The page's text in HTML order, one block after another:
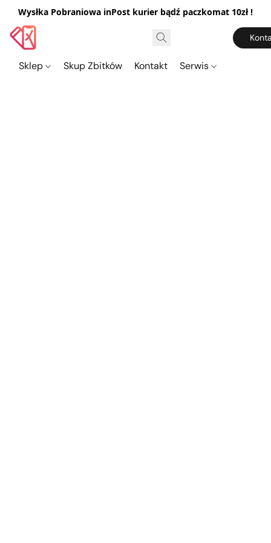
Wysłka Pobraniowa inPost kurier bądź paczkomat 10zł !
Sklep Skup Zbitków Kontakt Serwis